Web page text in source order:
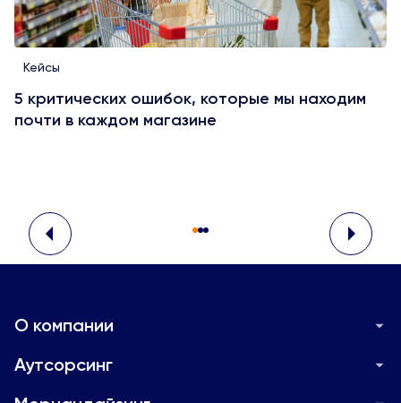
Кейсы
5 критических ошибок, которые мы находим
почти в каждом магазине
О компании
Контакты
Аутсорсинг